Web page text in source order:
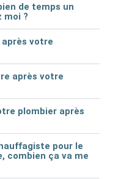
de temps un
moi ?
votre
après votre
plombier après
pour le
combien ça va me